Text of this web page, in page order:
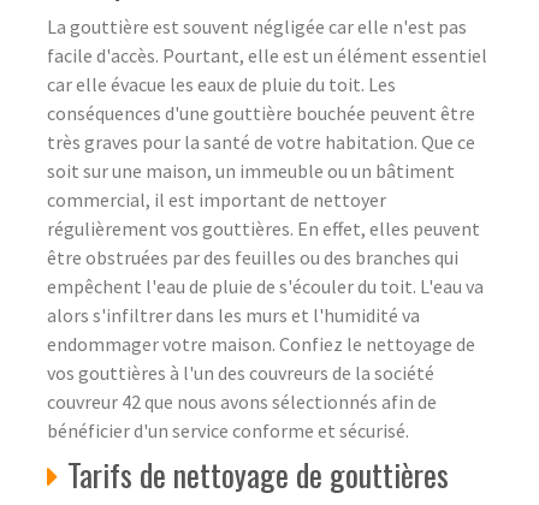
La gouttière est souvent négligée car elle n'est pas
facile d'accès. Pourtant, elle est un élément essentiel
car elle évacue les eaux de pluie du toit. Les
conséquences d'une gouttière bouchée peuvent être
très graves pour la santé de votre habitation. Que ce
soit sur une maison, un immeuble ou un bâtiment
commercial, il est important de nettoyer
régulièrement vos gouttières. En effet, elles peuvent
être obstruées par des feuilles ou des branches qui
empêchent l'eau de pluie de s'écouler du toit. L'eau va
alors s'infiltrer dans les murs et l'humidité va
endommager votre maison. Confiez le nettoyage de
vos gouttières à l'un des couvreurs de la société
couvreur 42 que nous avons sélectionnés afin de
bénéficier d'un service conforme et sécurisé.
Tarifs de nettoyage de gouttières